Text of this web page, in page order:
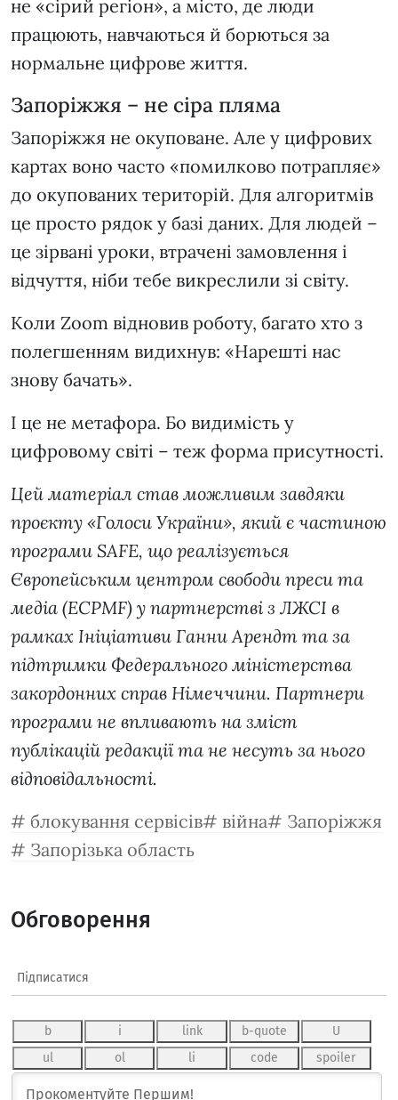
не «сірий регіон», а місто, де люди
працюють, навчаються й борються за
нормальне цифрове життя.
Запоріжжя – не сіра пляма
Запоріжжя не окуповане. Але у цифрових
картах воно часто «помилково потрапляє»
до окупованих територій. Для алгоритмів
це просто рядок у базі даних. Для людей –
це зірвані уроки, втрачені замовлення і
відчуття, ніби тебе викреслили зі світу.
Коли Zoom відновив роботу, багато хто з
полегшенням видихнув: «Нарешті нас
знову бачать».
І це не метафора. Бо видимість у
цифровому світі – теж форма присутності.
Цей матеріал став можливим завдяки
проєкту «Голоси України», який є частиною
програми SAFE, що реалізується
Європейським центром свободи преси та
медіа (ECPMF) у партнерстві з ЛЖСІ в
рамках Ініціативи Ганни Арендт та за
підтримки Федерального міністерства
закордонних справ Німеччини. Партнери
програми не впливають на зміст
публікацій редакції та не несуть за нього
відповідальності.
блокування сервісів
війна
Запоріжжя
Запорізька область
Обговорення
Підписатися